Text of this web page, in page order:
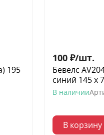
195
100 ₽/шт.
Бевелс
синий 145 х
В наличии
В корзину